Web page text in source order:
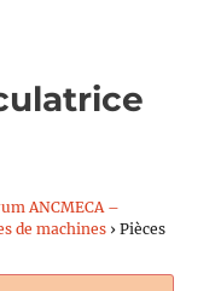
ANCMECA –
de machines › Pièces